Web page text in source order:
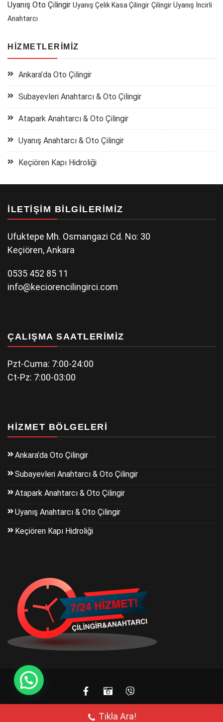
Uyanış Oto Çilingir Uyanış Çelik Kasa Çilingir Çilingir Uyanış İncirli
Anahtarcı
HIZMETLERIMIZ
Ankara’da Oto Çilingir
Subayevleri Anahtarcı & Oto Çilingir
Atapark Anahtarcı & Oto Çilingir
Uyanış Anahtarcı & Oto Çilingir
Keçiören Kapı Hidroliği
İLETIŞIM BILGILERIMIZ
Ufuktepe Mh. Osmangazi Cd. No: 30
Keçiören, Ankara
0535 452 85 11
info@keciorencilingirci.com
ÇALIŞMA SAATLERIMIZ
Pzt-Cuma: 7:00-24:00
Ct-Pz: 7:00-03:00
HIZMET BÖLGELERI
Ankara’da Oto Çilingir
Subayevleri Anahtarcı & Oto Çilingir
Atapark Anahtarcı & Oto Çilingir
Uyanış Anahtarcı & Oto Çilingir
Keçiören Kapı Hidroliği
Tıkla Ara!